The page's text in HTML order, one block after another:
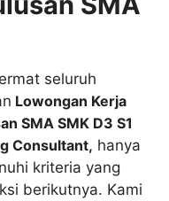
seluruh
Lowongan Kerja
SMA SMK D3 S1
Consultant, hanya
kriteria yang
berikutnya. Kami